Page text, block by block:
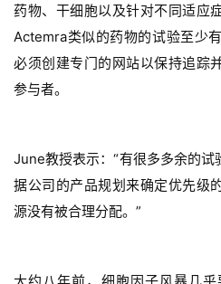
药物、干细胞以及针对不同适应
Actemra类似的药物的试验至少有
必须创建专门的网站以保持追踪
参与者。
June教授表示：“有很多多余的
据公司的产品规划来确定优先级
源没有被合理分配。”
大约八年前，细胞因子风暴几